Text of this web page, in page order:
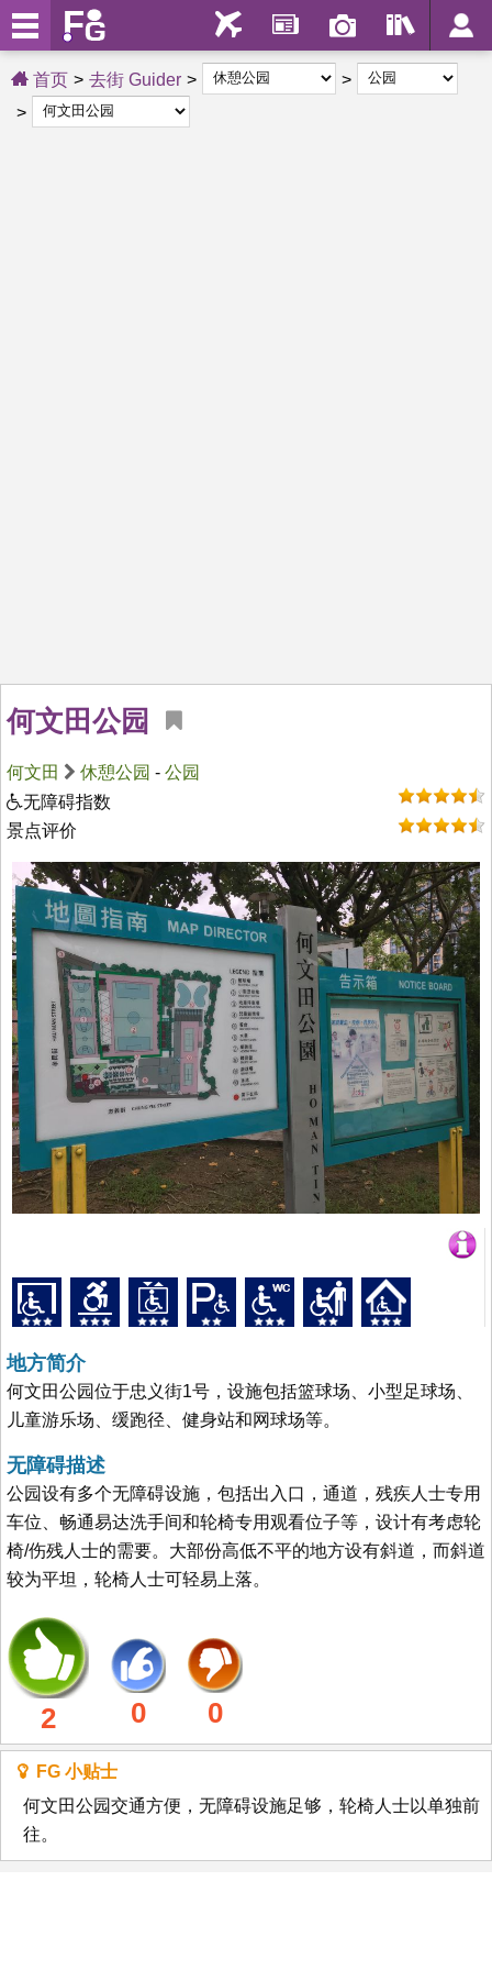
首页 去街 Guider
何文田公园
何文田 休憩公园 - 公园
无障碍指数
景点评价
地方简介
何文田公园位于忠义街1号，设施包括篮球场、小型足球场、
儿童游乐场、缓跑径、健身站和网球场等。
无障碍描述
公园设有多个无障碍设施，包括出入口，通道，残疾人士专用
车位、畅通易达洗手间和轮椅专用观看位子等，设计有考虑轮
椅/伤残人士的需要。大部份高低不平的地方设有斜道，而斜道
较为平坦，轮椅人士可轻易上落。
2 0 0
FG 小贴士
何文田公园交通方便，无障碍设施足够，轮椅人士以单独前
往。